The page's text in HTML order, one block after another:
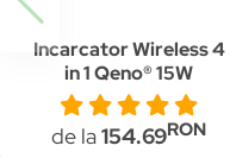
Incarcator Wireless 4
in 1 Qeno® 15W
Incarcare Rapida,
RGB, Compatibil Cu
Android Samsung
de la154.69RON